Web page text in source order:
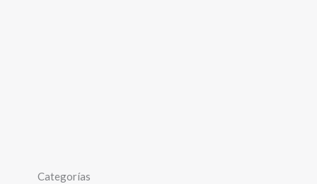
Categorías